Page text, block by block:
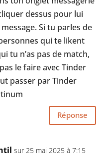
dessus pour lui
Si tu parles de
qui te likent
tu n’as pas de match,
le faire avec Tinder
passer par Tinder
Réponse
sur 25 mai 2025 à 7:15